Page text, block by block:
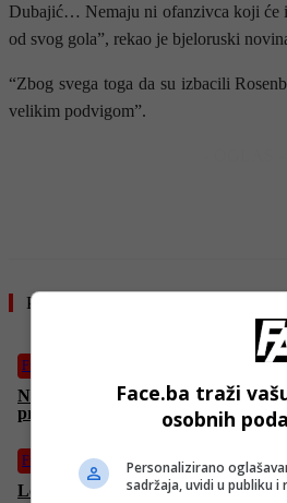
Dubajić… Nemaju ni ofanzivca koji će
od svog gola”, rekao je bjeloruski
“Zbog svega toga da su izbacili
velikim podvigom”.
Pročitajte još
Fudbal
Nunez i dalje na izlaznim vratima
pregovora s Urugvajcem
Fudbal
Lewandowski uskoro mijenja klub?
Face.ba traži
osobnih
Personalizirano
sadržaja, uvidi u publiku i